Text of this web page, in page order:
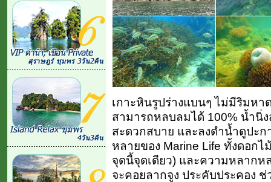
เกาะหินรูปร่างแบนๆ ไม่มีริมห
สามารถหลบลมได้ 100% น้ำนิ่
สะดวกสบาย และลงดำน้ำดูปะ
หลายของ Marine Life ทั้งดอกไ
จุดนี้จุดเดียว) และความหลาก
จะคอยลากจูง ประคับประคอง